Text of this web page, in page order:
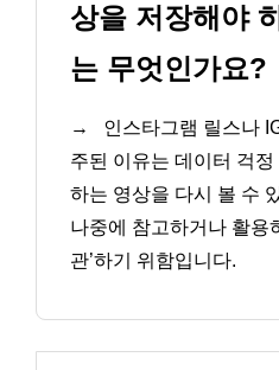
상을 저장해야
는 무엇인가요?
→
인스타그램 릴스나
주된 이유는 데이터 걱
하는 영상을 다시 볼 수
나중에 참고하거나 활용
관’하기 위함입니다.